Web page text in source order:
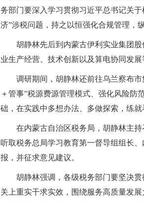
务部门要深入学习贯彻习近平总书记关
济”涉税问题，持之以恒强化合规管理，
胡静林先后到内蒙古伊利实业集团
业生产经营、技术创新以及算电协同发
调研期间，胡静林还前往乌兰察布
＋管事”税源费源管理模式、强化风险
础，在实践中多想办法、多做探索，练
在内蒙古自治区税务局，胡静林主
听取税务总局学习教育第一督导组组长
报，并征求意见建议。
胡静林强调，各级税务部门要坚决
关上重实干求实效，围绕服务高质量发